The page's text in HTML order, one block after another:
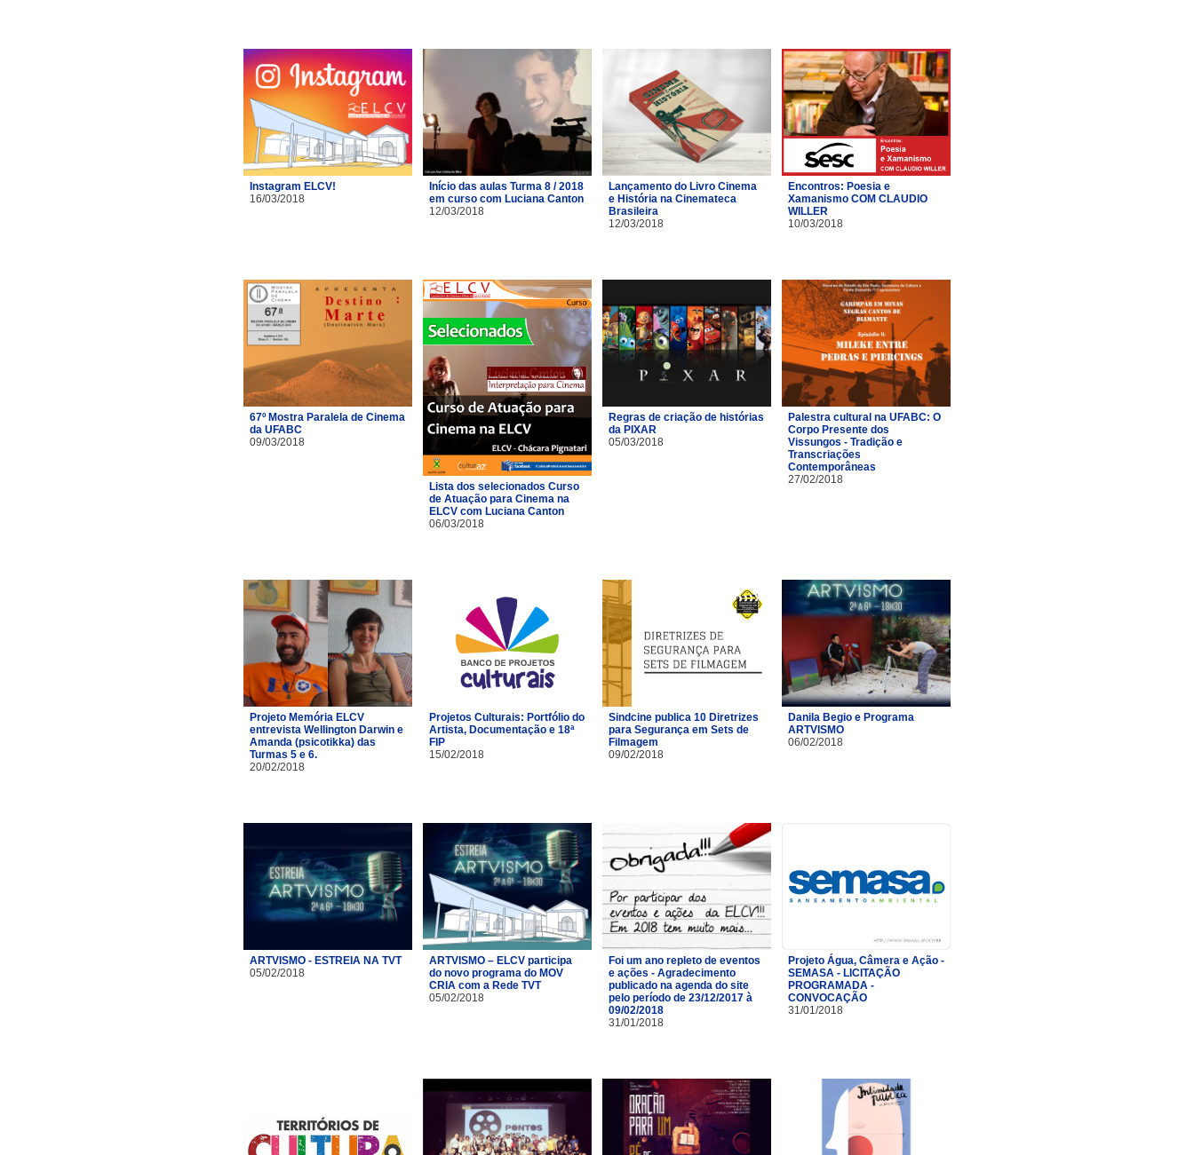
Instagram ELCV!
16/03/2018
Início das aulas Turma 8 / 2018
em curso com Luciana Canton
12/03/2018
Lançamento do Livro Cinema
e História na Cinemateca
Brasileira
12/03/2018
Encontros: Poesia e
Xamanismo COM CLAUDIO
WILLER
10/03/2018
67º Mostra Paralela de Cinema
da UFABC
09/03/2018
Lista dos selecionados Curso
de Atuação para Cinema na
ELCV com Luciana Canton
06/03/2018
Regras de criação de histórias
da PIXAR
05/03/2018
Palestra cultural na UFABC: O
Corpo Presente dos
Vissungos - Tradição e
Transcriações
Contemporâneas
27/02/2018
Projeto Memória ELCV
entrevista Wellington Darwin e
Amanda (psicotikka) das
Turmas 5 e 6.
20/02/2018
Projetos Culturais: Portfólio do
Artista, Documentação e 18ª
FIP
15/02/2018
Sindcine publica 10 Diretrizes
para Segurança em Sets de
Filmagem
09/02/2018
Danila Begio e Programa
ARTVISMO
06/02/2018
ARTVISMO - ESTREIA NA TVT
05/02/2018
ARTVISMO – ELCV participa
do novo programa do MOV
CRIA com a Rede TVT
05/02/2018
Foi um ano repleto de eventos
e ações - Agradecimento
publicado na agenda do site
pelo período de 23/12/2017 à
09/02/2018
31/01/2018
Projeto Água, Câmera e Ação -
SEMASA - LICITAÇÃO
PROGRAMADA -
CONVOCAÇÃO
31/01/2018